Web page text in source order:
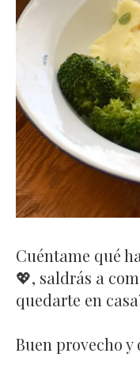
Cuéntame qué
💖, saldrás a
quedarte en
Buen provecho